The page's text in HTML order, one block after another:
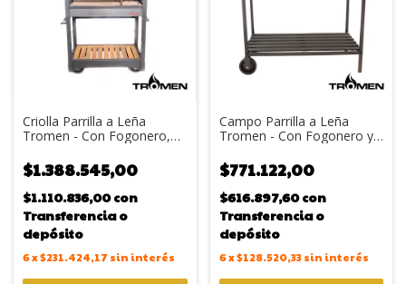
Criolla Parrilla a Leña
Tromen - Con Fogonero,
$1.388.545,00
$1.110.836,00con
Transferencia o
depósito
6x$231.424,17 sin interés
Campo Parrilla a Leña
Tromen - Con Fogonero y
$771.122,00
$616.897,60con
Transferencia o
depósito
6x$128.520,33 sin interés